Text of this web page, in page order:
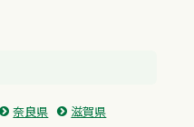
奈良県
滋賀県